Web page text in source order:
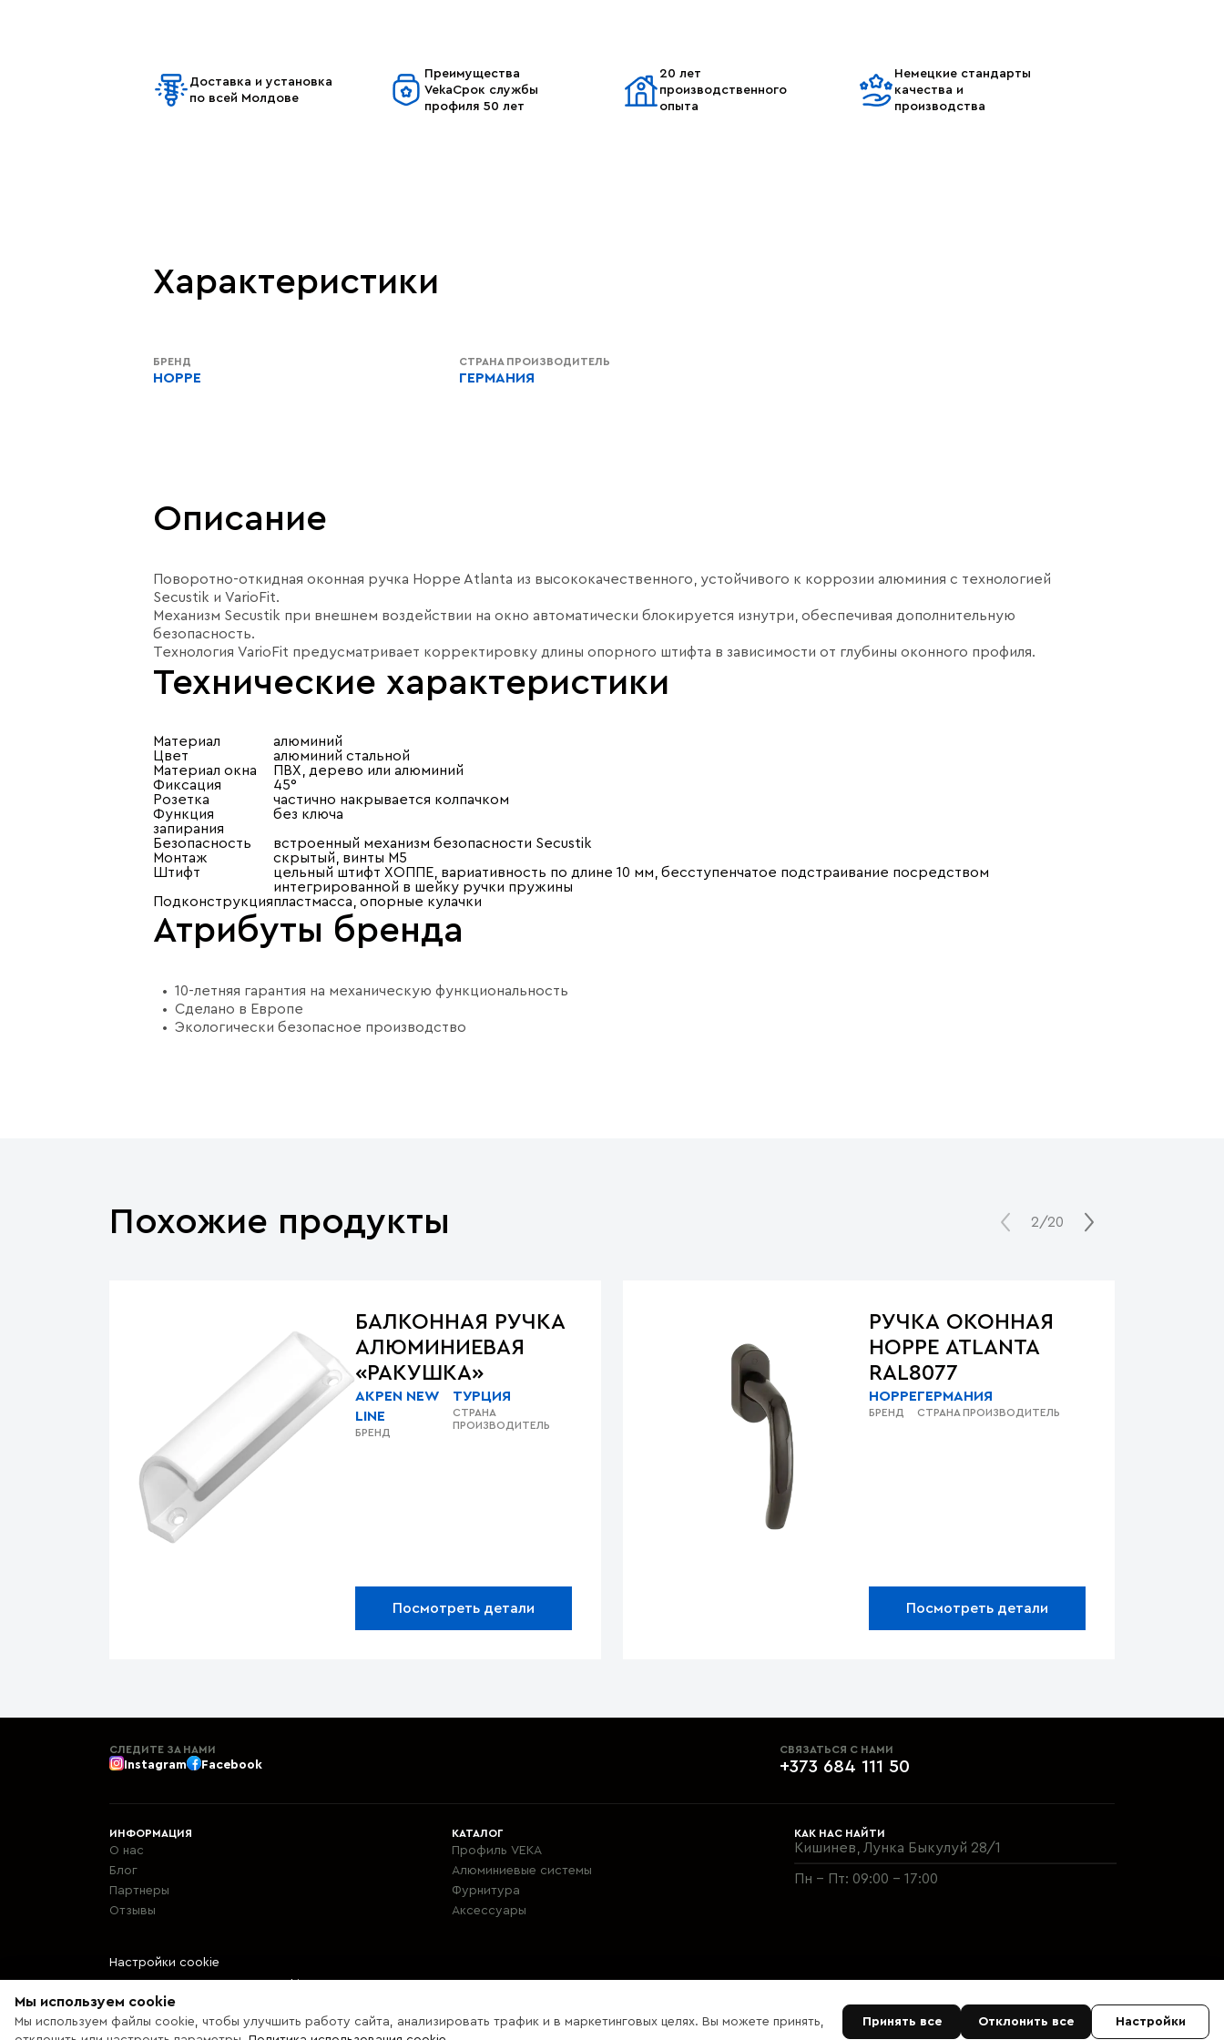
Доставка и установка
по всей Молдове
Преимущества
VekaСрок службы
профиля 50 лет
20 лет
производственного
опыта
Немецкие стандарты
качества и
производства
Характеристики
БРЕНД
HOPPE
СТРАНА ПРОИЗВОДИТЕЛЬ
ГЕРМАНИЯ
Описание
Поворотно-откидная оконная ручка Hoppe Atlanta из высококачественного, устойчивого к коррозии алюминия с технологией
Secustik и VarioFit.
Механизм Secustik при внешнем воздействии на окно автоматически блокируется изнутри, обеспечивая дополнительную
безопасность.
Технология VarioFit предусматривает корректировку длины опорного штифта в зависимости от глубины оконного профиля.
Технические характеристики
Материал
алюминий
Цвет
алюминий стальной
Материал окна
ПВХ, дерево или алюминий
Фиксация
45°
Розетка
частично накрывается колпачком
Функция
запирания
без ключа
Безопасность
встроенный механизм безопасности Secustik
Монтаж
скрытый, винты M5
Штифт
цельный штифт ХОППЕ, вариативность по длине 10 мм, бесступенчатое подстраивание посредством
интегрированной в шейку ручки пружины
Подконструкцияпластмасса, опорные кулачки
Атрибуты бренда
10-летняя гарантия на механическую функциональность
Сделано в Европе
Экологически безопасное производство
Похожие продукты 2/20
БАЛКОННАЯ РУЧКА
АЛЮМИНИЕВАЯ
«РАКУШКА»
AKPEN NEW
LINE
БРЕНД
ТУРЦИЯ
СТРАНА
ПРОИЗВОДИТЕЛЬ
Посмотреть детали
РУЧКА ОКОННАЯ
HOPPE ATLANTA
RAL8077
HOPPE
БРЕНД
ГЕРМАНИЯ
СТРАНА ПРОИЗВОДИТЕЛЬ
Посмотреть детали
СЛЕДИТЕ ЗА НАМИ
Instagram Facebook
СВЯЗАТЬСЯ С НАМИ
+373 684 111 50
ИНФОРМАЦИЯ
О нас
Блог
Партнеры
Отзывы
КАТАЛОГ
Профиль VEKA
Алюминиевые системы
Фурнитура
Aксессуары
КАК НАС НАЙТИ
Кишинев, Лунка Быкулуй 28/1
Пн - Пт: 09:00 - 17:00
Настройки cookie
© 2013 – 2026 Ecaterix SRL
Мы используем cookie
Мы используем файлы cookie, чтобы улучшить работу сайта, анализировать трафик и в маркетинговых целях. Вы можете принять,
Принять все Отклонить все Настройки